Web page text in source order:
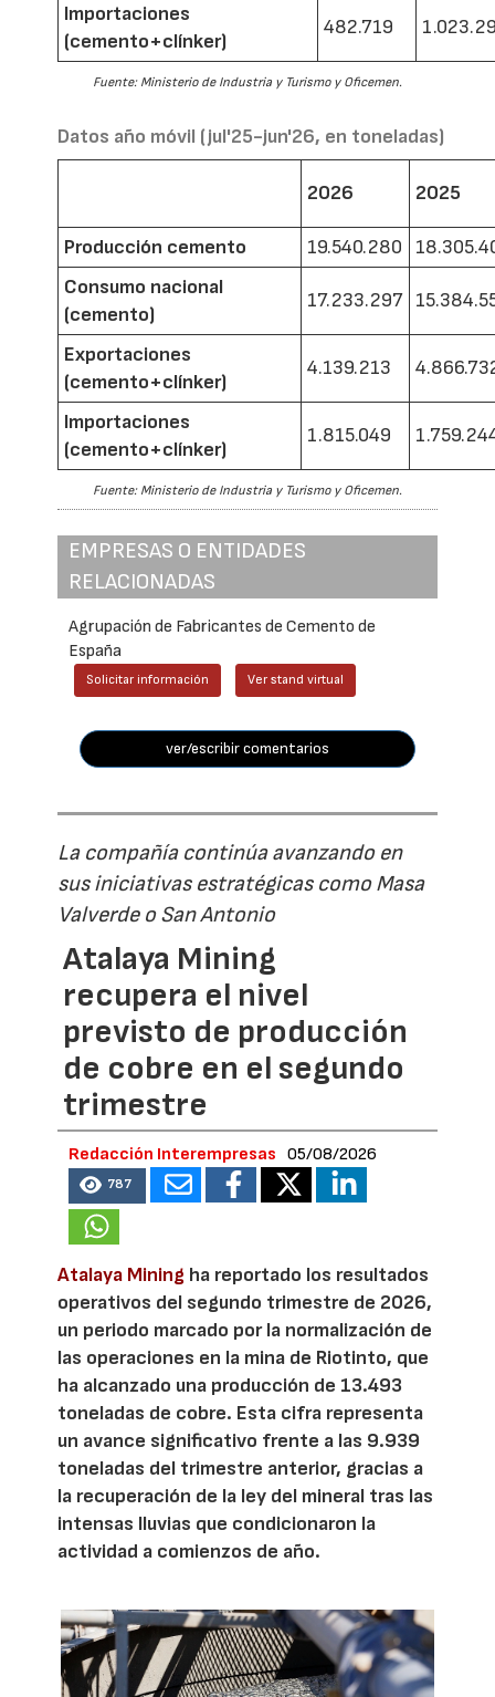
Importaciones
(cemento+clínker)
482.719
Fuente: Ministerio de Industria y Turismo y Oficemen.
Datos año móvil (jul'25-jun'26, en toneladas)
2026 2025
Producción cemento 19.540.280
Consumo nacional
(cemento)
17.233.297
Exportaciones
(cemento+clínker)
4.139.213
Importaciones
(cemento+clínker)
1.815.049
Fuente: Ministerio de Industria y Turismo y Oficemen.
EMPRESAS O ENTIDADES
RELACIONADAS
Agrupación de Fabricantes de Cemento de
España
Solicitar información Ver stand virtual
ver/escribir comentarios
La compañía continúa avanzando en
sus iniciativas estratégicas como Masa
Valverde o San Antonio
Atalaya Mining
recupera el nivel
previsto de producción
de cobre en el segundo
trimestre
Redacción Interempresas 05/08/2026
787
Atalaya Mining ha reportado los resultados
operativos del segundo trimestre de 2026,
un periodo marcado por la normalización de
las operaciones en la mina de Riotinto, que
ha alcanzado una producción de 13.493
toneladas de cobre. Esta cifra representa
un avance significativo frente a las 9.939
toneladas del trimestre anterior, gracias a
la recuperación de la ley del mineral tras las
intensas lluvias que condicionaron la
actividad a comienzos de año.